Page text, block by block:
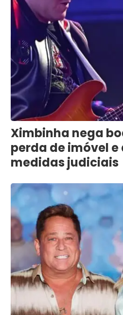
Ximbinha nega
perda de imóvel
medidas judiciais